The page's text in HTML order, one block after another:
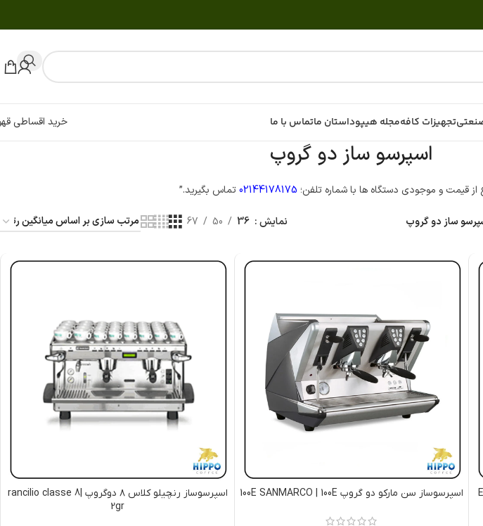
تجهیزات کافهمجله هیپوداستان ماتماس با ما خرید اقساطی
اسپرسو ساز دو گروپ
از قیمت و موجودی دستگاه ها با شماره تلفن؛ 02144178175تماس بگیرید.”
ساز دو گروپ نمایش 36
50
67
اسپرسوساز سن مارکو دو گروپ 100E SANMARCO | 100E
اسپرسوساز رنچیلو کلاس ۸ دوگروپ |rancilio classe 8
2gr